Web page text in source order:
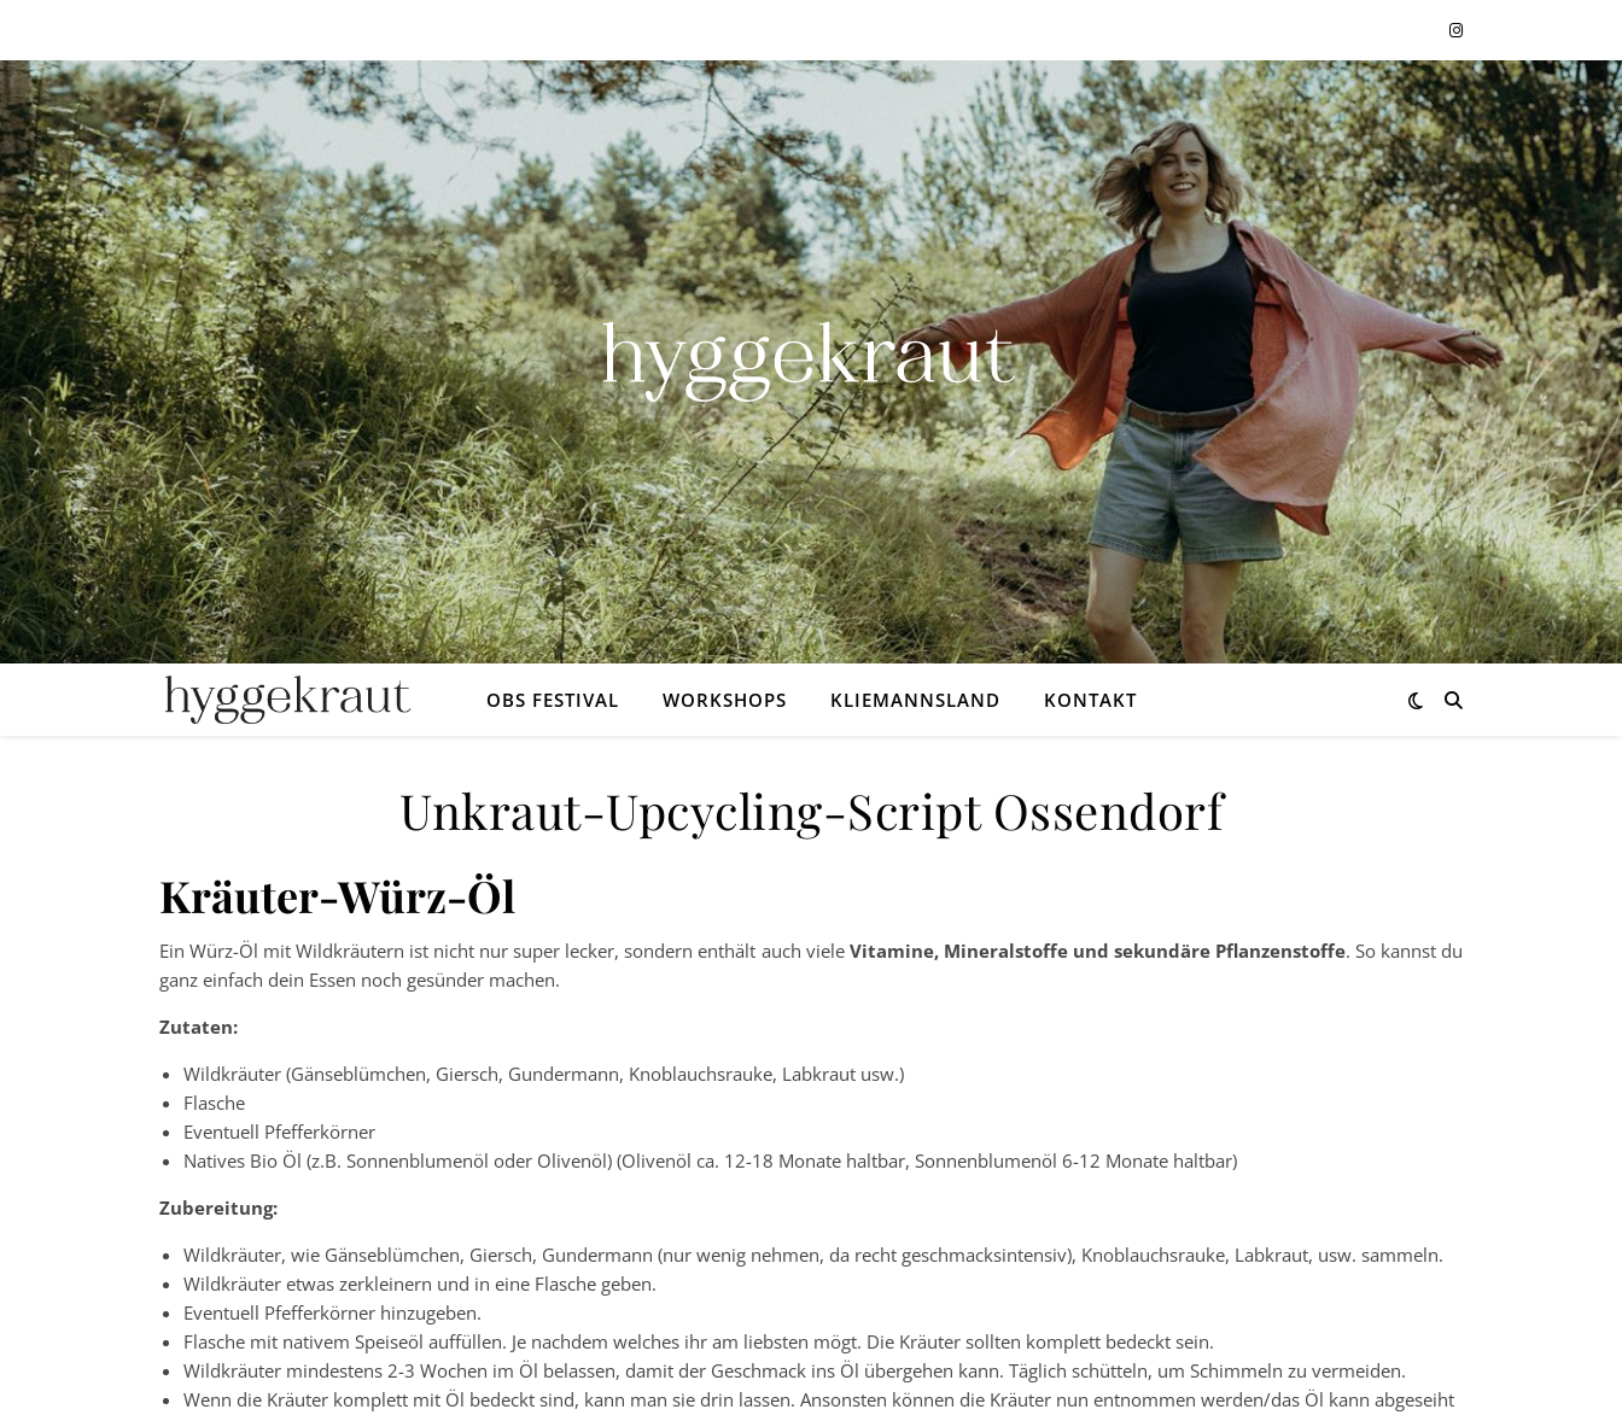
OBS FESTIVAL WORKSHOPS KLIEMANNSLAND KONTAKT
Unkraut-Upcycling-Script Ossendorf
Kräuter-Würz-Öl
Ein Würz-Öl mit Wildkräutern ist nicht nur super lecker, sondern enthält auch viele Vitamine, Mineralstoffe und sekundäre Pflanzenstoffe. So kannst du
ganz einfach dein Essen noch gesünder machen.
Zutaten:
Wildkräuter (Gänseblümchen, Giersch, Gundermann, Knoblauchsrauke, Labkraut usw.)
Flasche
Eventuell Pfefferkörner
Natives Bio Öl (z.B. Sonnenblumenöl oder Olivenöl) (Olivenöl ca. 12-18 Monate haltbar, Sonnenblumenöl 6-12 Monate haltbar)
Zubereitung:
Wildkräuter, wie Gänseblümchen, Giersch, Gundermann (nur wenig nehmen, da recht geschmacksintensiv), Knoblauchsrauke, Labkraut, usw. sammeln.
Wildkräuter etwas zerkleinern und in eine Flasche geben.
Eventuell Pfefferkörner hinzugeben.
Flasche mit nativem Speiseöl auffüllen. Je nachdem welches ihr am liebsten mögt. Die Kräuter sollten komplett bedeckt sein.
Wildkräuter mindestens 2-3 Wochen im Öl belassen, damit der Geschmack ins Öl übergehen kann. Täglich schütteln, um Schimmeln zu vermeiden.
Wenn die Kräuter komplett mit Öl bedeckt sind, kann man sie drin lassen. Ansonsten können die Kräuter nun entnommen werden/das Öl kann abgeseiht